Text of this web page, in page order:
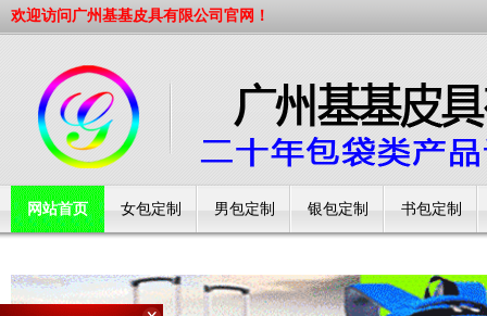
欢迎访问广州基基皮具有限公司官网！
网站首页 女包定制 男包定制 银包定制 书包定制